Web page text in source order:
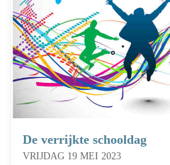
De verrijkte schooldag
VRIJDAG 19 MEI 2023